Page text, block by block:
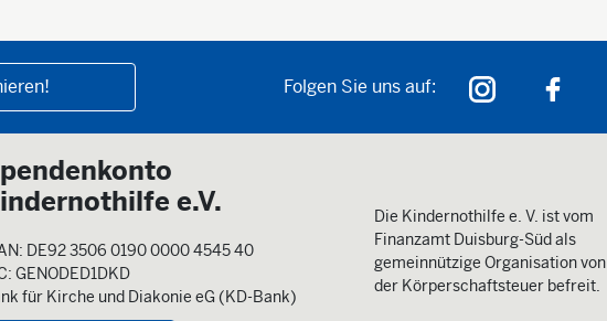
Folgen Sie uns auf:
e.V.
DE92 3506 0190 0000 4545 40
GENODED1DKD
für Kirche und Diakonie eG (KD-Bank)
Die Kindernothilfe e. V. ist vom
Finanzamt Duisburg-Süd als
gemeinnützige Organisation von
der Körperschaftsteuer befreit.